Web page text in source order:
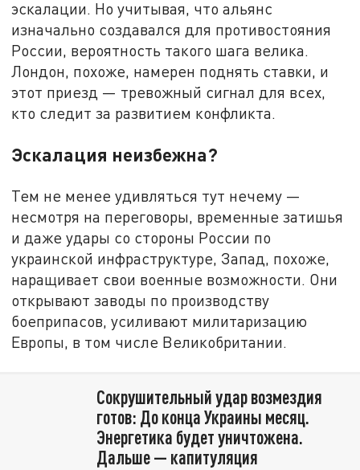
эскалации. Но учитывая, что альянс
изначально создавался для противостояния
России, вероятность такого шага велика.
Лондон, похоже, намерен поднять ставки, и
этот приезд — тревожный сигнал для всех,
кто следит за развитием конфликта.
Эскалация неизбежна?
Тем не менее удивляться тут нечему —
несмотря на переговоры, временные затишья
и даже удары со стороны России по
украинской инфраструктуре, Запад, похоже,
наращивает свои военные возможности. Они
открывают заводы по производству
боеприпасов, усиливают милитаризацию
Европы, в том числе Великобритании.
Сокрушительный удар возмездия
готов: До конца Украины месяц.
Энергетика будет уничтожена.
Дальше — капитуляция